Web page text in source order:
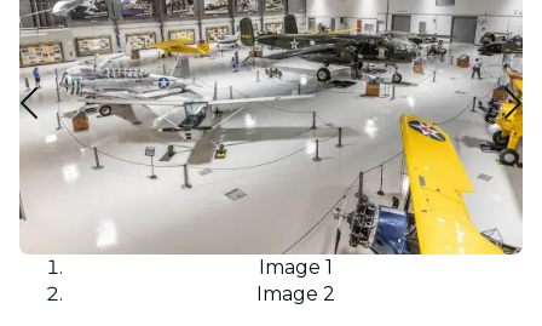
Image 1
Image 2